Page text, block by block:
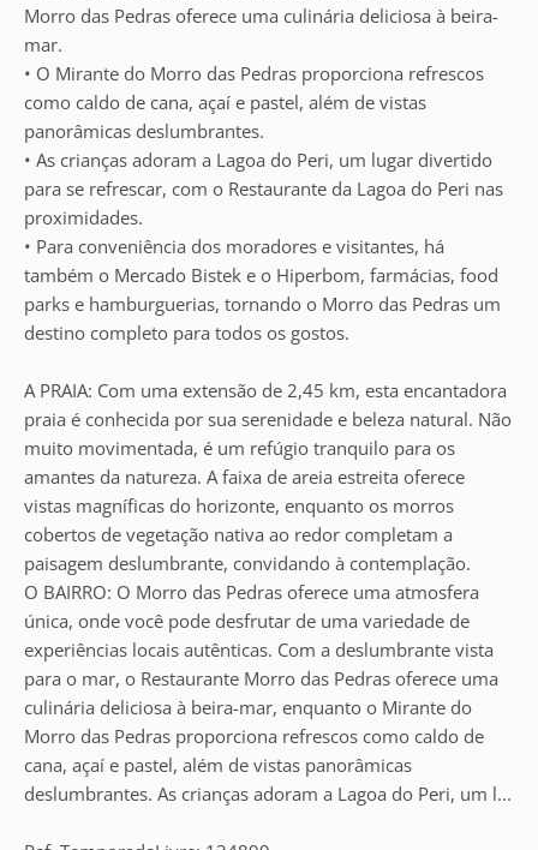
Morro das Pedras oferece uma culinária deliciosa à beira-
mar.
• O Mirante do Morro das Pedras proporciona refrescos
como caldo de cana, açaí e pastel, além de vistas
panorâmicas deslumbrantes.
• As crianças adoram a Lagoa do Peri, um lugar divertido
para se refrescar, com o Restaurante da Lagoa do Peri nas
proximidades.
• Para conveniência dos moradores e visitantes, há
também o Mercado Bistek e o Hiperbom, farmácias, food
parks e hamburguerias, tornando o Morro das Pedras um
destino completo para todos os gostos.
A PRAIA: Com uma extensão de 2,45 km, esta encantadora
praia é conhecida por sua serenidade e beleza natural. Não
muito movimentada, é um refúgio tranquilo para os
amantes da natureza. A faixa de areia estreita oferece
vistas magníficas do horizonte, enquanto os morros
cobertos de vegetação nativa ao redor completam a
paisagem deslumbrante, convidando à contemplação.
O BAIRRO: O Morro das Pedras oferece uma atmosfera
única, onde você pode desfrutar de uma variedade de
experiências locais autênticas. Com a deslumbrante vista
para o mar, o Restaurante Morro das Pedras oferece uma
culinária deliciosa à beira-mar, enquanto o Mirante do
Morro das Pedras proporciona refrescos como caldo de
cana, açaí e pastel, além de vistas panorâmicas
deslumbrantes. As crianças adoram a Lagoa do Peri, um l...